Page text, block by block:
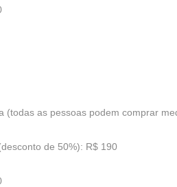
(todas as pessoas podem comprar
de 50%): R$ 190